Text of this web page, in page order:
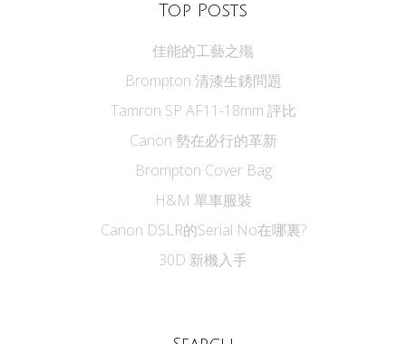
Top Posts
佳能的工藝之殤
Brompton 清漆生銹問題
Tamron SP AF11-18mm 評比
Canon 勢在必行的革新
Brompton Cover Bag
H&M 單車服裝
Canon DSLR的Serial No在哪裏?
30D 新機入手